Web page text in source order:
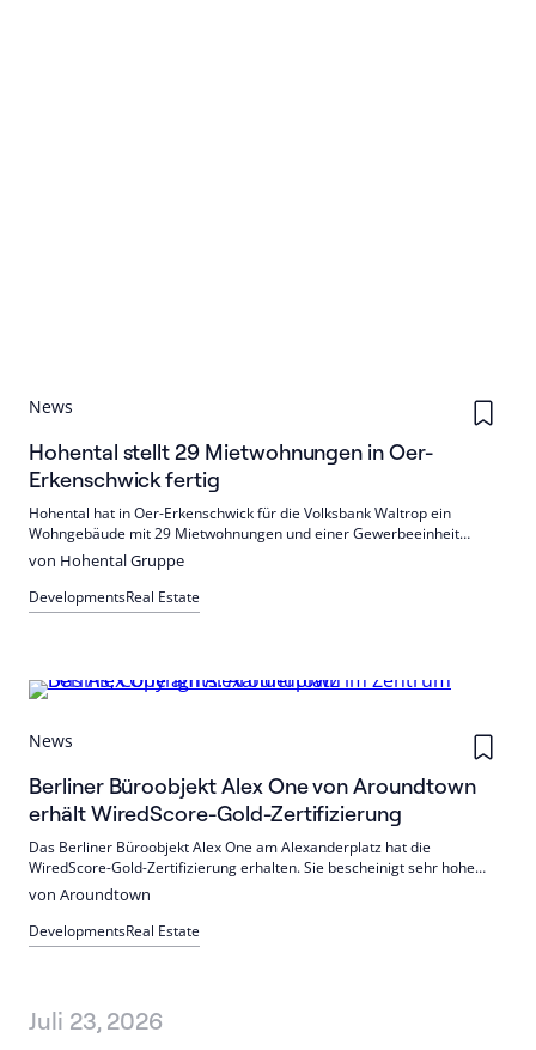
News
Hohental stellt 29 Mietwohnungen in Oer-
Erkenschwick fertig
Hohental hat in Oer-Erkenschwick für die Volksbank Waltrop ein
Wohngebäude mit 29 Mietwohnungen und einer Gewerbeeinheit
fertiggestellt. Der 4.306 m² große Neubau bietet 11 Kfz- und 59
Fahrradstellplätze sowie moderne Ausstattung mit PV-Anlage und Luft-
Wasser-Wärmepumpe.
von Hohental Gruppe
DevelopmentsReal Estate
News
Berliner Büroobjekt Alex One von Aroundtown
erhält WiredScore-Gold-Zertifizierung
Das Berliner Büroobjekt Alex One am Alexanderplatz hat die
WiredScore-Gold-Zertifizierung erhalten. Sie bescheinigt sehr hohe
digitale Konnektivität und Ausfallsicherheit. Zudem überzeugen
Zertifizierung.
von Aroundtown
DevelopmentsReal Estate
Juli 23, 2026